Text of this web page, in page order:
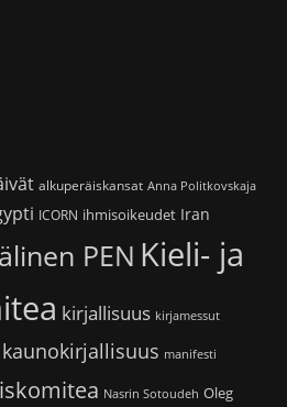
alkuperäiskansat Anna Politkovskaja
ICORN ihmisoikeudet Iran
PEN Kieli- ja
kirjallisuus kirjamessut
manifesti
Nasrin Sotoudeh Oleg